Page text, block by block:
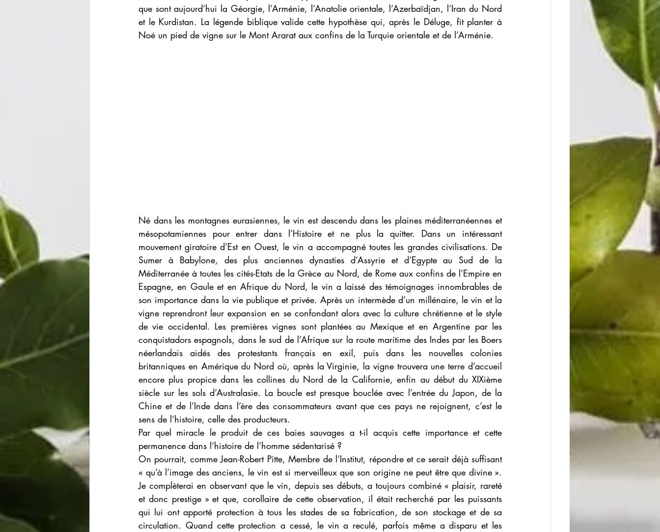
que sont aujourd’hui la Géorgie, l’Arménie, l’Anatolie orientale, l’Azerbaïdjan, l’Iran du Nord
et le Kurdistan. La légende biblique valide cette hypothèse qui, après le Déluge, fit planter à
Noé un pied de vigne sur le Mont Ararat aux confins de la Turquie orientale et de l’Arménie.
Né dans les montagnes eurasiennes, le vin est descendu dans les plaines méditerranéennes et
mésopotamiennes pour entrer dans l’Histoire et ne plus la quitter. Dans un intéressant
mouvement giratoire d’Est en Ouest, le vin a accompagné toutes les grandes civilisations. De
Sumer à Babylone, des plus anciennes dynasties d’Assyrie et d’Egypte au Sud de la
Méditerranée à toutes les cités-Etats de la Grèce au Nord, de Rome aux confins de l’Empire en
Espagne, en Gaule et en Afrique du Nord, le vin a laissé des témoignages innombrables de
son importance dans la vie publique et privée. Après un intermède d’un millénaire, le vin et la
vigne reprendront leur expansion en se confondant alors avec la culture chrétienne et le style
de vie occidental. Les premières vignes sont plantées au Mexique et en Argentine par les
conquistadors espagnols, dans le sud de l’Afrique sur la route maritime des Indes par les Boers
néerlandais aidés des protestants français en exil, puis dans les nouvelles colonies
britanniques en Amérique du Nord où, après la Virginie, la vigne trouvera une terre d’accueil
encore plus propice dans les collines du Nord de la Californie, enfin au début du XIXième
siècle sur les sols d’Australasie. La boucle est presque bouclée avec l’entrée du Japon, de la
Chine et de l’Inde dans l’ère des consommateurs avant que ces pays ne rejoignent, c’est le
sens de l’histoire, celle des producteurs.
Par quel miracle le produit de ces baies sauvages a t-il acquis cette importance et cette
permanence dans l’histoire de l’homme sédentarisé ?
On pourrait, comme Jean-Robert Pitte, Membre de l’Institut, répondre et ce serait déjà suffisant
« qu’à l’image des anciens, le vin est si merveilleux que son origine ne peut être que divine ».
Je complèterai en observant que le vin, depuis ses débuts, a toujours combiné « plaisir, rareté
et donc prestige » et que, corollaire de cette observation, il était recherché par les puissants
qui lui ont apporté protection à tous les stades de sa fabrication, de son stockage et de sa
circulation. Quand cette protection a cessé, le vin a reculé, parfois même a disparu et les